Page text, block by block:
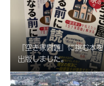
『空き家問題』に挑む本を
出版しました。